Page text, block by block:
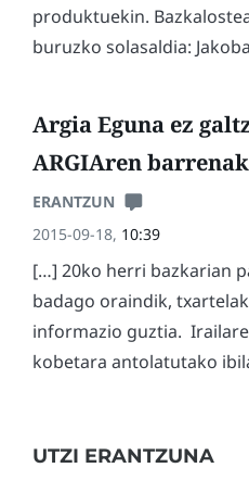
produktuekin.
buruzko solasaldia:
Argia Eguna ez
ARGIAren barrenak
ERANTZUN
2015-09-18, 10:39
[…] 20ko herri bazkarian
badago oraindik,
informazio guztia.
kobetara antolatutako
UTZI ERANTZUNA